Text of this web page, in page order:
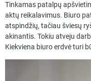
Tinkamas patalpų
aktų reikalavimus. Biuro
atspindžių, tačiau šviesų
akinantis. Tokiu atveju
Kiekviena biuro erdvė turi